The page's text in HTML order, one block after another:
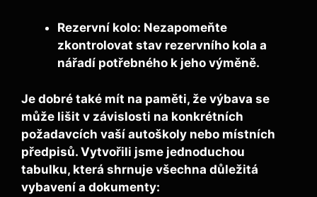
Rezervní kolo: Nezapomeňte
zkontrolovat stav rezervního kola a
nářadí potřebného k jeho výměně.
Je dobré také mít na paměti, že výbava se
může lišit v závislosti na konkrétních
požadavcích vaší autoškoly nebo místních
předpisů. Vytvořili jsme jednoduchou
tabulku, která shrnuje všechna důležitá
vybavení a dokumenty: